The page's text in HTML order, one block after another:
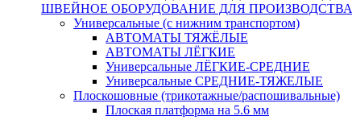
ШВЕЙНОЕ ОБОРУДОВАНИЕ ДЛЯ ПРОИЗВОДСТВА
Универсальные (с нижним транспортом)
АВТОМАТЫ ТЯЖЁЛЫЕ
АВТОМАТЫ ЛЁГКИЕ
Универсальные ЛЁГКИЕ-СРЕДНИЕ
Универсальные СРЕДНИЕ-ТЯЖЕЛЫЕ
Плоскошовные (трикотажные/распошивальные)
Плоская платформа на 5.6 мм